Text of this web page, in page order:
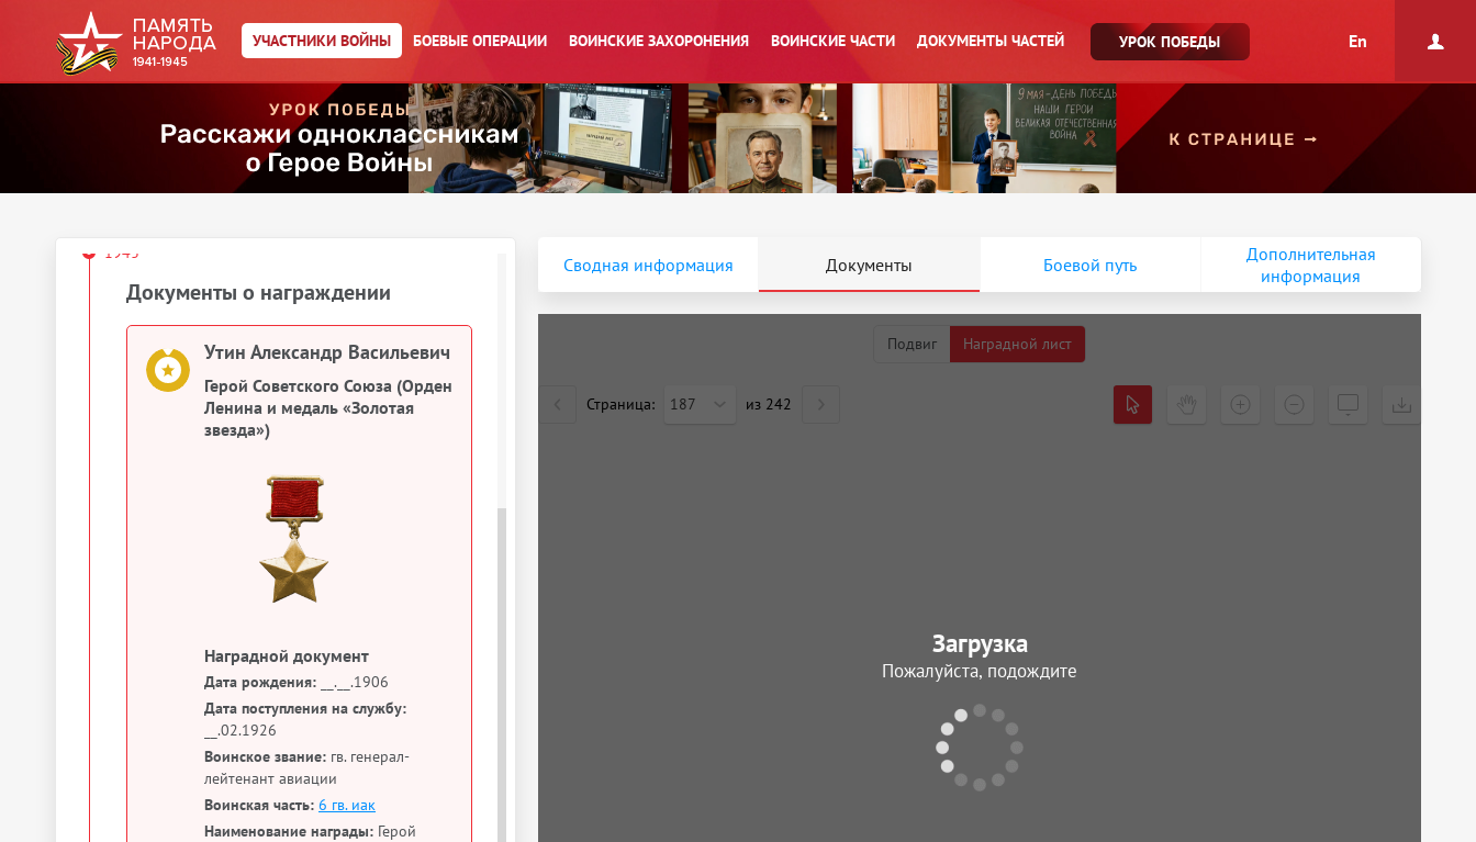
УЧАСТНИКИ ВОЙНЫ БОЕВЫЕ ОПЕРАЦИИ ВОИНСКИЕ ЗАХОРОНЕНИЯ ВОИНСКИЕ ЧАСТИ ДОКУМЕНТЫ ЧАСТЕЙ УРОК ПОБЕДЫ En
Год рождения:__.__.1906
Действия
Скачать документы
Упоминается в 1 документе:
Выберите документ ниже
1943
Документы о награждении
Утин Александр Васильевич
Герой Советского Союза (Орден
Ленина и медаль «Золотая
звезда»)
Наградной документ
Дата рождения: __.__.1906
Дата поступления на службу:
__.02.1926
Воинское звание: гв. генерал-
лейтенант авиации
Воинская часть: 6 гв. иак
Наименование награды: Герой
Сводная информация Документы Боевой путь
Дополнительная
информация
Подвиг Наградной лист
Страница: 187 из 242
Загрузка
Пожалуйста, подождите